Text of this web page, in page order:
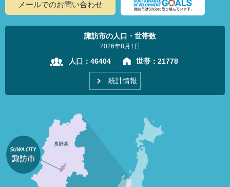
メールでのお問い合わせ
諏訪市の人口・世帯数
2026年8月1日
人口： 46404 世帯： 21778
統計情報